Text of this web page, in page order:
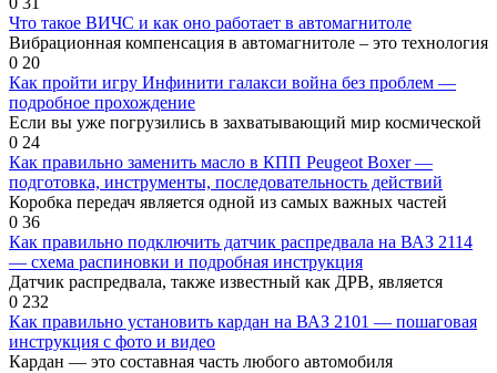
Что такое ВИЧС и как оно работает в автомагнитоле
Вибрационная компенсация в автомагнитоле – это технология
0 20
Как пройти игру Инфинити галакси война без проблем —
подробное прохождение
Если вы уже погрузились в захватывающий мир космической
0 24
Как правильно заменить масло в КПП Peugeot Boxer —
подготовка, инструменты, последовательность действий
Коробка передач является одной из самых важных частей
0 36
Как правильно подключить датчик распредвала на ВАЗ 2114
— схема распиновки и подробная инструкция
Датчик распредвала, также известный как ДРВ, является
0 232
Как правильно установить кардан на ВАЗ 2101 — пошаговая
инструкция с фото и видео
Кардан — это составная часть любого автомобиля